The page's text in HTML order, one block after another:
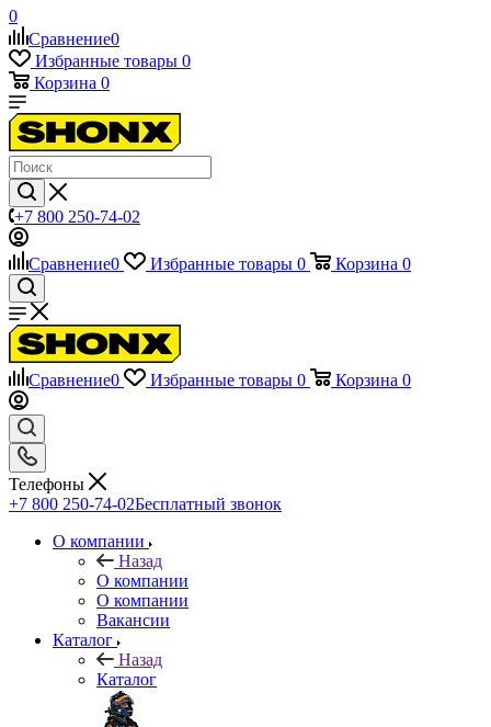
0
Сравнение0
Избранные товары 0
Корзина 0
+7 800 250-74-02
Сравнение0 Избранные товары 0 Корзина 0
Сравнение0 Избранные товары 0 Корзина 0
Телефоны
+7 800 250-74-02Бесплатный звонок
О компании
Назад
О компании
О компании
Вакансии
Каталог
Назад
Каталог